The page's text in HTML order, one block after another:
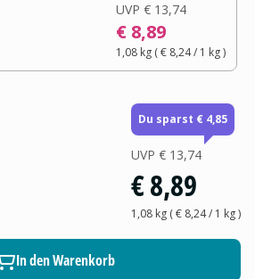
UVP € 13,74
€ 8,89
1,08 kg(€ 8,24/ 1 kg)
Du sparst € 4,85
UVP € 13,74
€ 8,89
1,08 kg(€ 8,24/ 1 kg)
In den Warenkorb